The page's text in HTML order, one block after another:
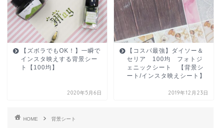
【ズボラでもOK！】一瞬で
インスタ映えする背景シー
ト【100均】
2020年5月6日
【コスパ最強】ダイソー＆
セリア 100均 フォトジ
ェニックシート 【背景シ
ート/インスタ映えシート】
2019年12月23日
HOME 背景シート